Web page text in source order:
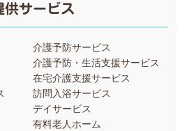
供サービス
介護予防サービス
介護予防・生活支援サービス
在宅介護支援サービス
訪問入浴サービス
デイサービス
有料老人ホーム